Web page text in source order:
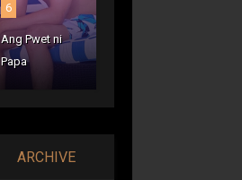
6
Ang Pwet ni
Papa
ARCHIVE